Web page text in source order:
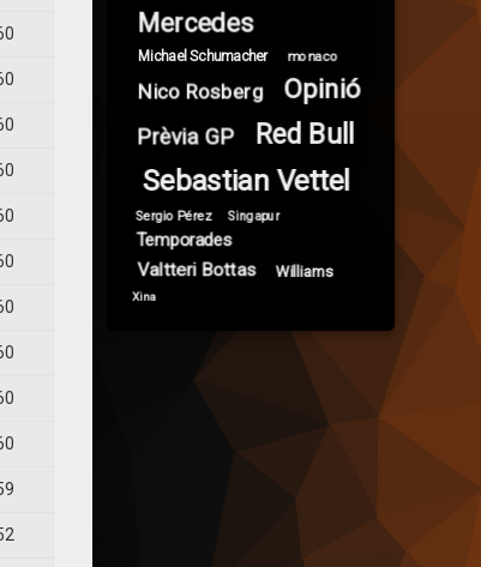
Mercedes
Michael Schumacher monaco
Nico Rosberg Opinió
Prèvia GP Red Bull
Sebastian Vettel
Sergio Pérez Singapur
Temporades
Valtteri Bottas Williams
Xina